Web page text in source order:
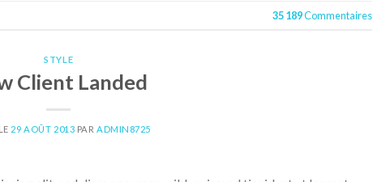
35 189Commentaires
STYLE
Client Landed
29 AOÛT 2013 PARADMIN8725